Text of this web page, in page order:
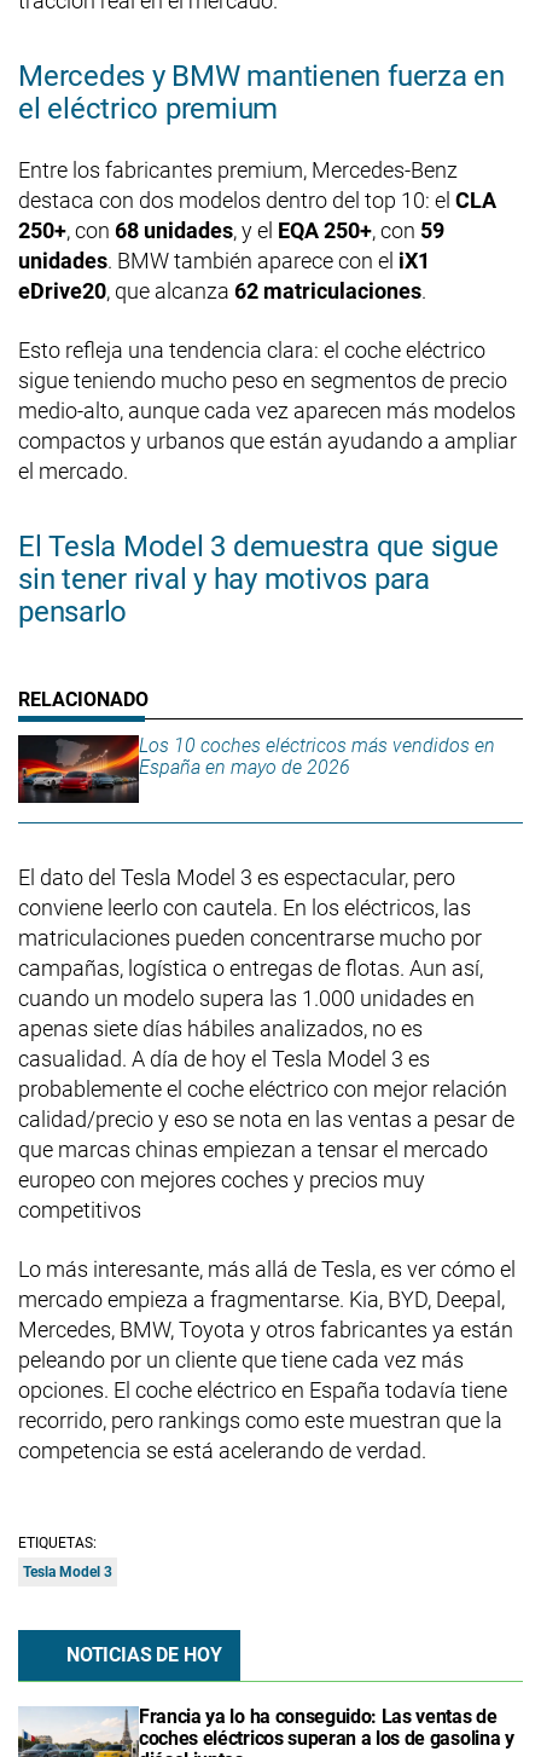
Mercedes y BMW mantienen fuerza en
el eléctrico premium
Entre los fabricantes premium, Mercedes-Benz
destaca con dos modelos dentro del top 10: el CLA
250+, con 68 unidades, y el EQA 250+, con 59
unidades. BMW también aparece con el iX1
eDrive20, que alcanza 62 matriculaciones.
Esto refleja una tendencia clara: el coche eléctrico
sigue teniendo mucho peso en segmentos de precio
medio-alto, aunque cada vez aparecen más modelos
compactos y urbanos que están ayudando a ampliar
el mercado.
El Tesla Model 3 demuestra que sigue
sin tener rival y hay motivos para
pensarlo
Los 10 coches eléctricos más vendidos en
España en mayo de 2026
El dato del Tesla Model 3 es espectacular, pero
conviene leerlo con cautela. En los eléctricos, las
matriculaciones pueden concentrarse mucho por
campañas, logística o entregas de flotas. Aun así,
cuando un modelo supera las 1.000 unidades en
apenas siete días hábiles analizados, no es
casualidad. A día de hoy el Tesla Model 3 es
probablemente el coche eléctrico con mejor relación
calidad/precio y eso se nota en las ventas a pesar de
que marcas chinas empiezan a tensar el mercado
europeo con mejores coches y precios muy
competitivos
Lo más interesante, más allá de Tesla, es ver cómo el
mercado empieza a fragmentarse. Kia, BYD, Deepal,
Mercedes, BMW, Toyota y otros fabricantes ya están
peleando por un cliente que tiene cada vez más
opciones. El coche eléctrico en España todavía tiene
recorrido, pero rankings como este muestran que la
competencia se está acelerando de verdad.
ETIQUETAS:
Tesla Model 3
NOTICIAS DE HOY
Francia ya lo ha conseguido: Las ventas de
coches eléctricos superan a los de gasolina y